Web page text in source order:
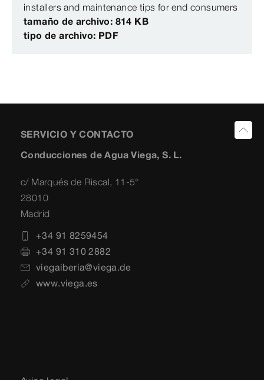
installers and maintenance tips for end consumers
tamaño de archivo: 814 KB
tipo de archivo: PDF
SERVICIO Y CONTACTO
Conducciones de Agua Viega, S. L.
c/ Marqués de Riscal, 11-5°
28010
Madrid
+34 91 8259454
+34 91 310 2882
viegaiberia@viega.de
www.viega.es